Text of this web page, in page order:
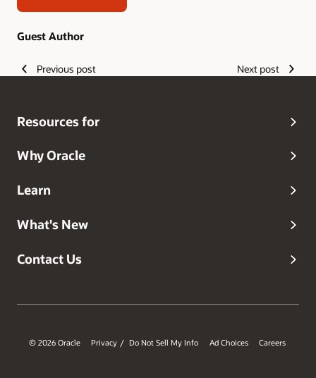
Guest Author
Previous post Next post
Resources for
Why Oracle
Learn
What's New
Contact Us
© 2026 Oracle Privacy / Do Not Sell My Info Ad Choices Careers